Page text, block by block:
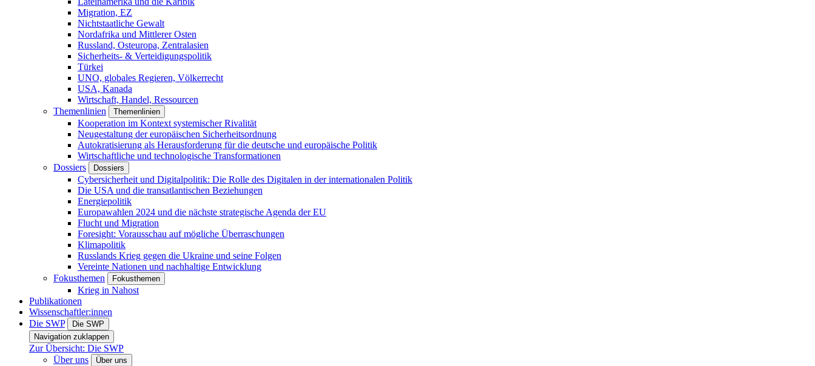
Migration, EZ
Nichtstaatliche Gewalt
Nordafrika und Mittlerer Osten
Russland, Osteuropa, Zentralasien
Sicherheits- & Verteidigungspolitik
Türkei
UNO, globales Regieren, Völkerrecht
USA, Kanada
Wirtschaft, Handel, Ressourcen
Themenlinien
Themenlinien
Kooperation im Kontext systemischer Rivalität
Neugestaltung der europäischen Sicherheitsordnung
Autokratisierung als Herausforderung für die deutsche und europäische Politik
Wirtschaftliche und technologische Transformationen
Dossiers
Dossiers
Cybersicherheit und Digitalpolitik: Die Rolle des Digitalen in der internationalen Politik
Die USA und die transatlantischen Beziehungen
Energiepolitik
Europawahlen 2024 und die nächste strategische Agenda der EU
Flucht und Migration
Foresight: Vorausschau auf mögliche Überraschungen
Klimapolitik
Russlands Krieg gegen die Ukraine und seine Folgen
Vereinte Nationen und nachhaltige Entwicklung
Fokusthemen
Fokusthemen
Krieg in Nahost
Publikationen
Wissenschaftler:innen
Die SWP
Die SWP
Navigation zuklappen
Zur Übersicht: Die SWP
Über uns
Über uns